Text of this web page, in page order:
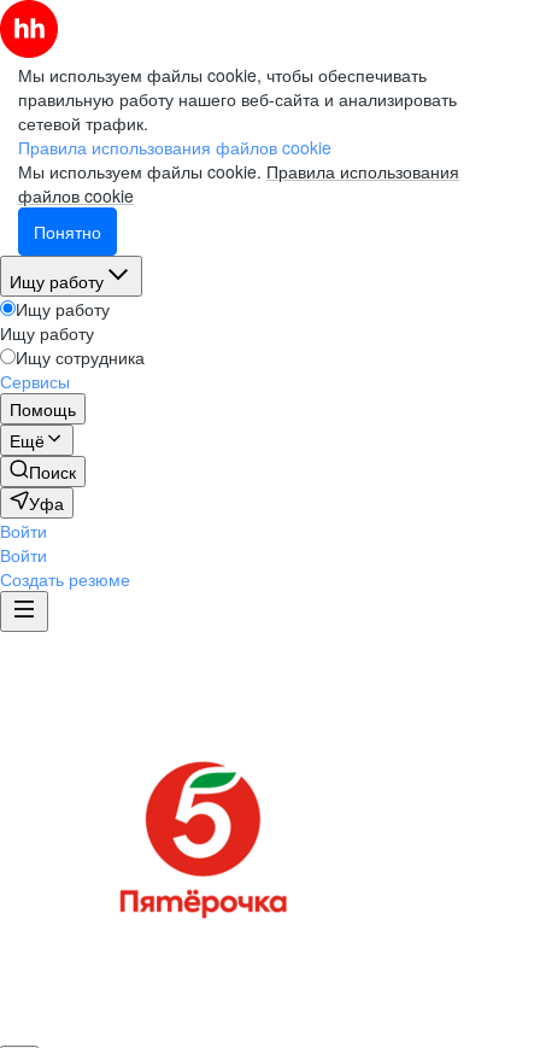
Мы используем файлы cookie, чтобы обеспечивать
правильную работу нашего веб-сайта и анализировать
сетевой трафик.
Правила использования файлов cookie
Мы используем файлы cookie. Правила использования
файлов cookie
Понятно
Ищу работу
Ищу работу
Ищу работу
Ищу сотрудника
Сервисы
Помощь
Ещё
Поиск
Уфа
Войти
Войти
Создать резюме